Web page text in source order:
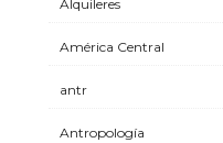
Alquileres
América Central
antr
Antropología